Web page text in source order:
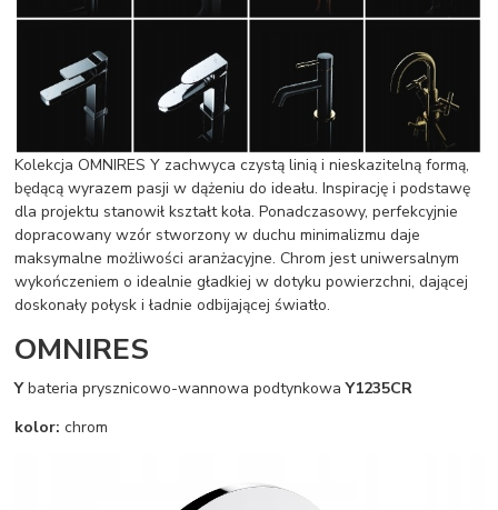
Kolekcja OMNIRES Y zachwyca czystą linią i nieskazitelną formą,
będącą wyrazem pasji w dążeniu do ideału. Inspirację i podstawę
dla projektu stanowił kształt koła. Ponadczasowy, perfekcyjnie
dopracowany wzór stworzony w duchu minimalizmu daje
maksymalne możliwości aranżacyjne. Chrom jest uniwersalnym
wykończeniem o idealnie gładkiej w dotyku powierzchni, dającej
doskonały połysk i ładnie odbijającej światło.
OMNIRES
Ybateria prysznicowo-wannowa podtynkowaY1235CR
kolor:chrom